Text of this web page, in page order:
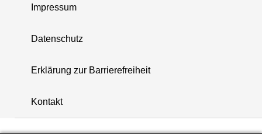
+
−
Impressum
Datenschutz
Erklärung zur Barrierefreiheit
Kontakt